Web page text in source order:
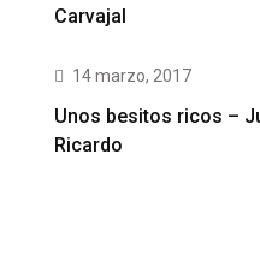
Carvajal
14 marzo, 2017
Unos besitos ricos –
Ricardo